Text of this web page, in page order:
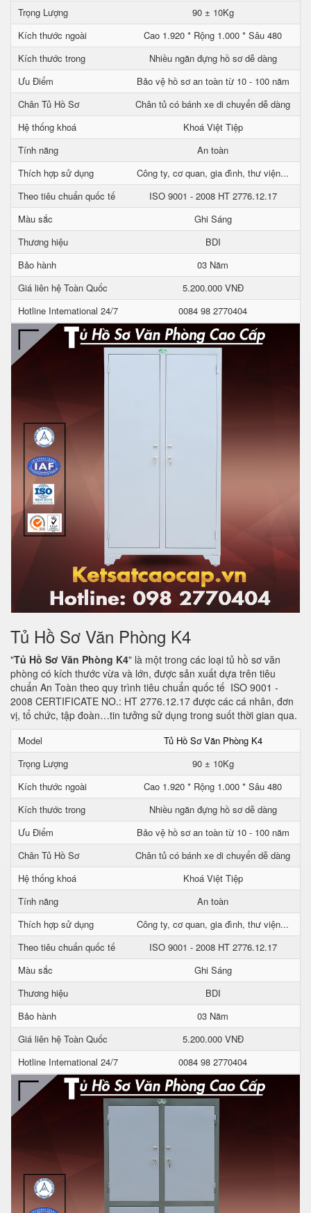
Trọng Lượng
90 ± 10Kg
Kích thước ngoài
Cao 1.920 * Rộng 1.000 * Sâu 480
Kích thước trong
Nhiều ngăn đựng hồ sơ dễ dàng
Ưu Điểm
Bảo vệ hồ sơ an toàn từ 10 - 100 năm
Chân Tủ Hồ Sơ
Chân tủ có bánh xe di chuyển dễ dàng
Hệ thống khoá
Khoá Việt Tiệp
Tính năng
An toàn
Thích hợp sử dụng
Công ty, cơ quan, gia đình, thư viện...
Theo tiêu chuẩn quốc tế
ISO 9001 - 2008 HT 2776.12.17
Màu sắc
Ghi Sáng
Thương hiệu
BDI
Bảo hành
03 Năm
Giá liên hệ Toàn Quốc
5.200.000 VNĐ
Hotline International 24/7
0084 98 2770404
Tủ Hồ Sơ Văn Phòng K4
"Tủ Hồ Sơ Văn Phòng K4" là một trong các loại tủ hồ sơ văn
phòng có kích thước vừa và lớn, được sản xuất dựa trên tiêu
chuẩn An Toàn theo quy trình tiêu chuẩn quốc tế ISO 9001 -
2008 CERTIFICATE NO.: HT 2776.12.17 được các cá nhân, đơn
vị, tổ chức, tập đoàn…tin tưởng sử dụng trong suốt thời gian qua.
Model
Tủ Hồ Sơ Văn Phòng K4
Trọng Lượng
90 ± 10Kg
Kích thước ngoài
Cao 1.920 * Rộng 1.000 * Sâu 480
Kích thước trong
Nhiều ngăn đựng hồ sơ dễ dàng
Ưu Điểm
Bảo vệ hồ sơ an toàn từ 10 - 100 năm
Chân Tủ Hồ Sơ
Chân tủ có bánh xe di chuyển dễ dàng
Hệ thống khoá
Khoá Việt Tiệp
Tính năng
An toàn
Thích hợp sử dụng
Công ty, cơ quan, gia đình, thư viện...
Theo tiêu chuẩn quốc tế
ISO 9001 - 2008 HT 2776.12.17
Màu sắc
Ghi Sáng
Thương hiệu
BDI
Bảo hành
03 Năm
Giá liên hệ Toàn Quốc
5.200.000 VNĐ
Hotline International 24/7
0084 98 2770404